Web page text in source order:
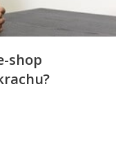
Hledat
shop